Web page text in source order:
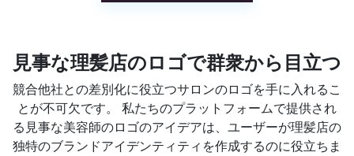
見事な理髪店のロゴで群衆から目立つ
競合他社との差別化に役立つサロンのロゴを手に入れるこ
とが不可欠です。 私たちのプラットフォームで提供され
る見事な美容師のロゴのアイデアは、ユーザーが理髪店の
独特のブランドアイデンティティを作成するのに役立ちま